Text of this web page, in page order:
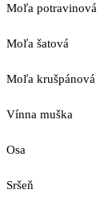
Moľa potravinová
Moľa šatová
Moľa krušpánová
Vínna muška
Osa
Sršeň